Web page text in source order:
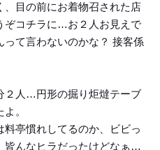
、目の前にお着物召された店
コチラに…お２人お見えで
て言わないのかな？ 接客係
２人…円形の掘り炬燵テーブ
。
亭慣れしてるのか、ビビっ
皆んなヒラだったけどなぁ…